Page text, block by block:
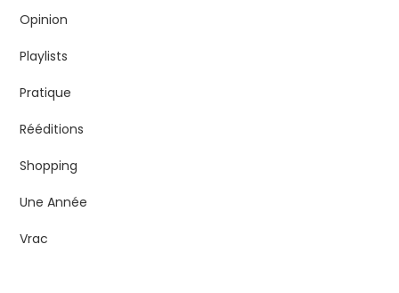
Opinion
Playlists
Pratique
Rééditions
Shopping
Une Année
Vrac